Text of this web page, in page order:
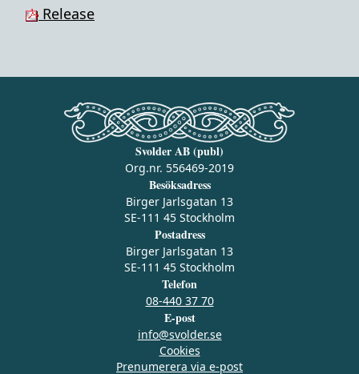
Release
Svolder AB (publ)
Org.nr. 556469-2019
Besöksadress
Birger Jarlsgatan 13
SE-111 45 Stockholm
Postadress
Birger Jarlsgatan 13
SE-111 45 Stockholm
Telefon
08-440 37 70
E-post
info@svolder.se
Cookies
Prenumerera via e‑post